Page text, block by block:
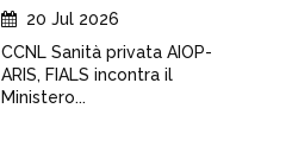
20 Jul 2026
CCNL Sanità privata AIOP-
ARIS, FIALS incontra il
Ministero...